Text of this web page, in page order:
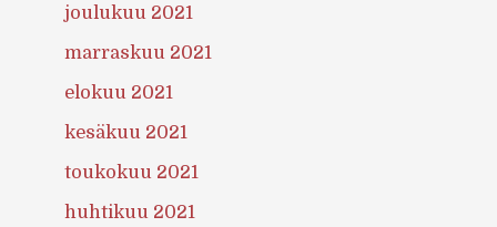
joulukuu 2021
marraskuu 2021
elokuu 2021
kesäkuu 2021
toukokuu 2021
huhtikuu 2021